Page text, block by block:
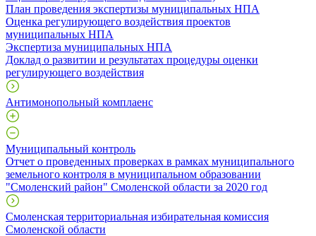
План проведения экспертизы муниципальных НПА
Оценка регулирующего воздействия проектов
муниципальных НПА
Экспертиза муниципальных НПА
Доклад о развитии и результатах процедуры оценки
регулирующего воздействия
Антимонопольный комплаенс
Муниципальный контроль
Отчет о проведенных проверках в рамках муниципального
земельного контроля в муниципальном образовании
"Смоленский район" Смоленской области за 2020 год
Смоленская территориальная избирательная комиссия
Смоленской области